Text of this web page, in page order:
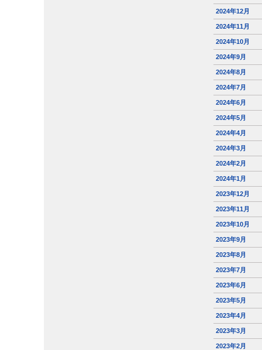
2024年12月
2024年11月
2024年10月
2024年9月
2024年8月
2024年7月
2024年6月
2024年5月
2024年4月
2024年3月
2024年2月
2024年1月
2023年12月
2023年11月
2023年10月
2023年9月
2023年8月
2023年7月
2023年6月
2023年5月
2023年4月
2023年3月
2023年2月